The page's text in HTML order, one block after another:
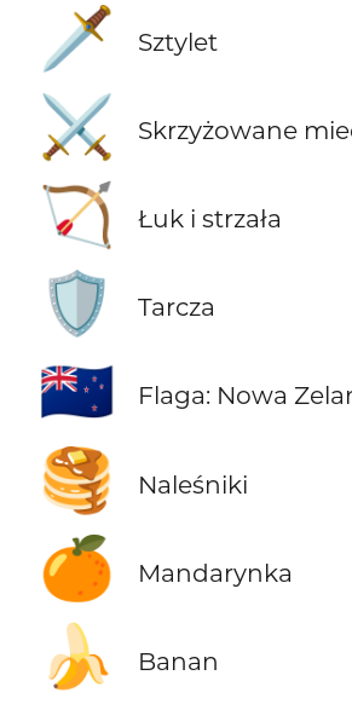
🗡️ Sztylet
⚔️ Skrzyżowane
🏹 Łuk i strzała
🛡️ Tarcza
🇳🇿 Flaga: Nowa
🥞 Naleśniki
🍊 Mandarynka
🍌 Banan